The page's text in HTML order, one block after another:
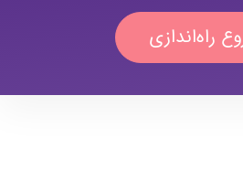
راه‌اندازی